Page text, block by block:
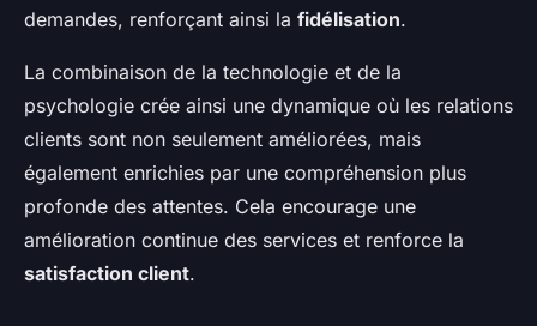
demandes, renforçant ainsi la fidélisation.
La combinaison de la technologie et de la
psychologie crée ainsi une dynamique où les relations
clients sont non seulement améliorées, mais
également enrichies par une compréhension plus
profonde des attentes. Cela encourage une
amélioration continue des services et renforce la
satisfaction client.